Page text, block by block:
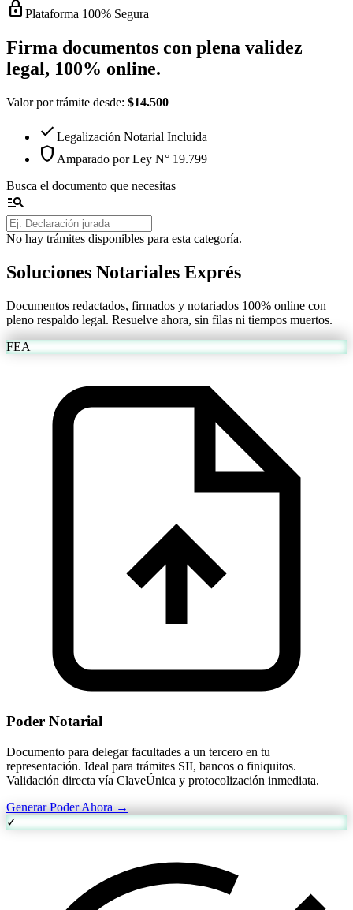
lock Plataforma 100% Segura
Firma documentos con plena validez
legal, 100% online.
Valor por trámite desde: $14.500
check Legalización Notarial Incluida
shield Amparado por Ley N° 19.799
Busca el documento que necesitas
manage_search
No hay trámites disponibles para esta categoría.
Soluciones Notariales Exprés
Documentos redactados, firmados y notariados 100% online con
pleno respaldo legal. Resuelve ahora, sin filas ni tiempos muertos.
FEA
Poder Notarial
Documento para delegar facultades a un tercero en tu
representación. Ideal para trámites SII, bancos o finiquitos.
Validación directa vía ClaveÚnica y protocolización inmediata.
Generar Poder Ahora →
✓